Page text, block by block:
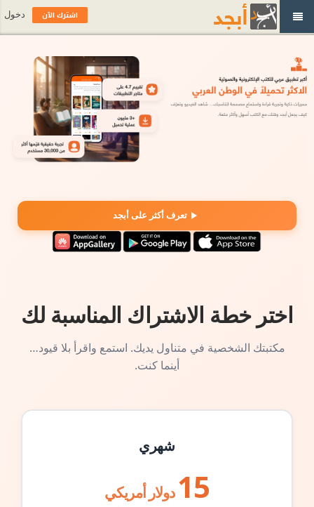
تعرف أكثر على أبجد
اختر خطة الاشتراك المناسبة لك
مكتبتك الشخصية في متناول يديك. استمع واقرأ بلا قيود…
أينما كنت.
شهري
15 دولار أمريكي
اشترك الآن دخول